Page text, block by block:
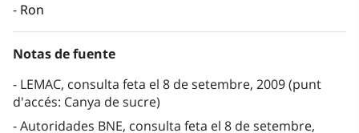
Ron
Notas de fuente
LEMAC, consulta feta el 8 de setembre, 2009 (punt
d'accés: Canya de sucre)
Autoridades BNE, consulta feta el 8 de setembre,